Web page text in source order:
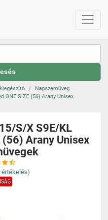
Napszemüveg
ONE SIZE (56) Arany Unisex
S/X S9E/KL
(56) Arany Unisex
értékelés)